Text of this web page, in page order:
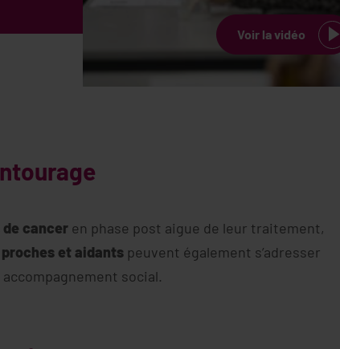
Voir la vidéo
cancer en phase post aigue de leur traitement,
proches et aidants peuvent également s’adresser
social.